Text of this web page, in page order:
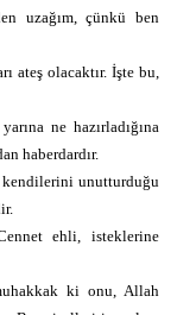
uzağım, çünkü ben
ateş olacaktır. İşte bu,
ne hazırladığına
haberdardır.
kendilerini unutturduğu
ehli, isteklerine
ki onu, Allah